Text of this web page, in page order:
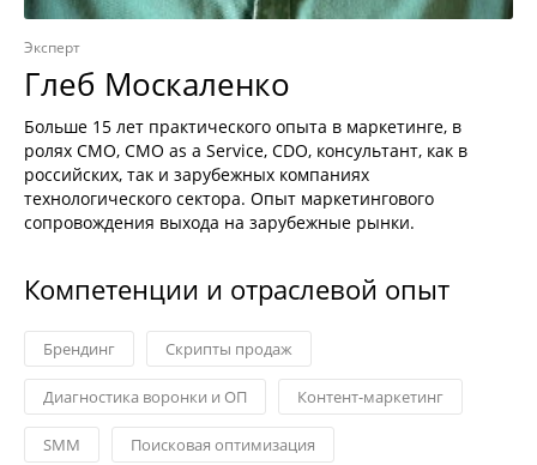
Эксперт
Глеб Москаленко
Больше 15 лет практического опыта в маркетинге, в
ролях CMO, CMO as a Service, CDO, консультант, как в
российских, так и зарубежных компаниях
технологического сектора. Опыт маркетингового
сопровождения выхода на зарубежные рынки.
Компетенции и отраслевой опыт
Брендинг Скрипты продаж
Диагностика воронки и ОП Контент-маркетинг
SMM Поисковая оптимизация